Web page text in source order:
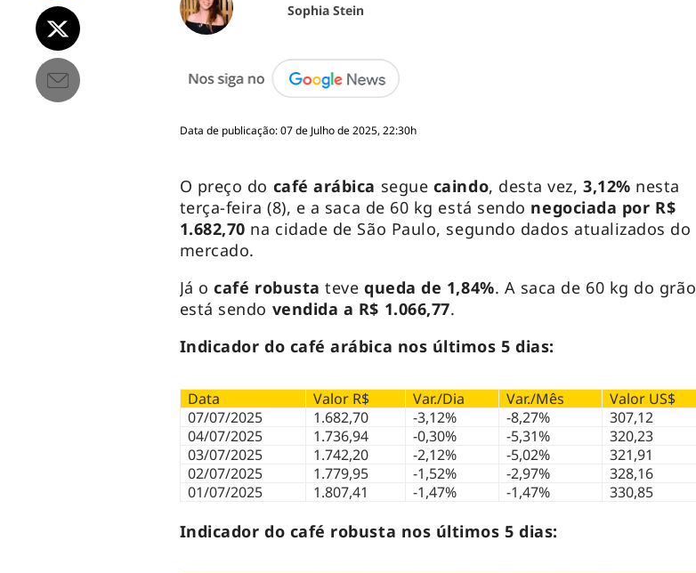
Sophia Stein
Data de publicação: 07 de Julho de 2025, 22:30h
O preço do café arábica segue caindo, desta vez, 3,12% nesta
terça-feira (8), e a saca de 60 kg está sendo negociada por R$
1.682,70 na cidade de São Paulo, segundo dados atualizados do
mercado.
Já ocafé robusta tevequeda de 1,84%. A saca de 60 kg do grão
está sendo vendida a R$ 1.066,77.
Indicador do café arábica nos últimos 5 dias:
Data Valor R$ Var./Dia Var./Mês
Valor US$
07/07/2025
1.682,70 -3,12% -8,27%
307,12
04/07/2025
1.736,94 -0,30% -5,31%
320,23
03/07/2025
1.742,20 -2,12% -5,02%
321,91
02/07/2025
1.779,95 -1,52% -2,97%
328,16
01/07/2025
1.807,41 -1,47% -1,47% 330,85
Indicador do café robusta nos últimos 5 dias: